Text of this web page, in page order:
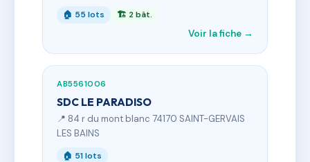
🏠 55 lots 🏗 2 bât.
Voir la fiche →
AB5561006
SDC LE PARADISO
📍 84 r du mont blanc 74170 SAINT-GERVAIS
LES BAINS
🏠 51 lots